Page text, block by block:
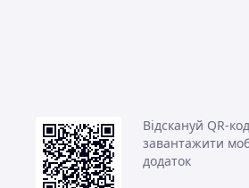
Відскануй QR-
завантажити
додаток